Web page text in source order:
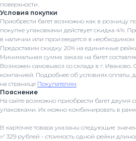
поверхности.
Условия покупки
Приобрести багет возможно как в розницу
покупке упаковками действует скидка 4%.
в наличии или произведется в необходимом
Предоставим скидку 20% на единичные
Минимальная сумма заказа на багет
Возможен самовывоз со склада в г. Иваново.
компанией. Подробнее об условиях оплаты,
на странице Покупателям.
Пояснение
На сайте возможно приобрести багет двумя
упаковками. Их можно комбинировать в
В карточке товара указаны следующие
✅ 329 рублей - стоимость одной рейки